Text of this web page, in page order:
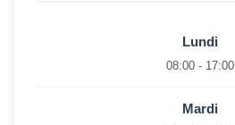
Lundi
08:00 - 17:00
Mardi